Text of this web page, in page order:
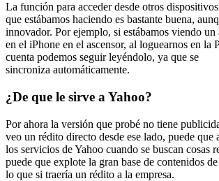
La función para acceder desde otros
que estábamos haciendo es bastante buena,
innovador. Por ejemplo, si estábamos viendo
en el iPhone en el ascensor, al loguearnos en la
cuenta podemos seguir leyéndolo, ya que se
sincroniza automáticamente.
¿De que le sirve a Yahoo?
Por ahora la versión que probé no tiene
veo un rédito directo desde ese lado, puede que
los servicios de Yahoo cuando se buscan cosas
puede que explote la gran base de contenidos
lo que si traería un rédito a la empresa.